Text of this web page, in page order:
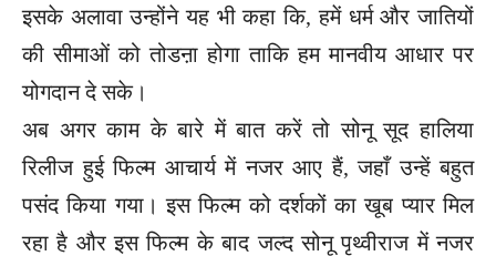
इसके अलावा उन्होंने यह भी कहा कि, हमें धर्म और जातियों
की सीमाओं को तोडऩा होगा ताकि हम मानवीय आधार पर
योगदान दे सके।
अब अगर काम के बारे में बात करें तो सोनू सूद हालिया
रिलीज हुई फिल्म आचार्य में नजर आए हैं, जहाँ उन्हें बहुत
पसंद किया गया। इस फिल्म को दर्शकों का खूब प्यार मिल
रहा है और इस फिल्म के बाद जल्द सोनू पृथ्वीराज में नजर